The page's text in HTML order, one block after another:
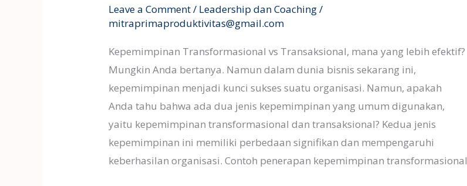
Leave a Comment/ Leadership dan Coaching/
mitraprimaproduktivitas@gmail.com
Kepemimpinan Transformasional vs Transaksional, mana yang lebih efektif?
Mungkin Anda bertanya. Namun dalam dunia bisnis sekarang ini,
kepemimpinan menjadi kunci sukses suatu organisasi. Namun, apakah
Anda tahu bahwa ada dua jenis kepemimpinan yang umum digunakan,
yaitu kepemimpinan transformasional dan transaksional? Kedua jenis
kepemimpinan ini memiliki perbedaan signifikan dan mempengaruhi
keberhasilan organisasi. Contoh penerapan kepemimpinan transformasional
Mana?